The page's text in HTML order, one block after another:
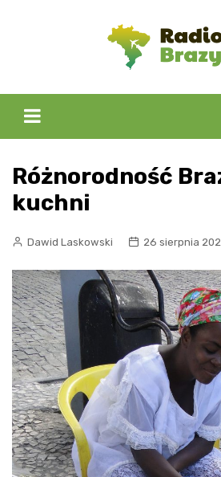
Różnorodność
kuchni
Dawid Laskowski 26 sierpnia